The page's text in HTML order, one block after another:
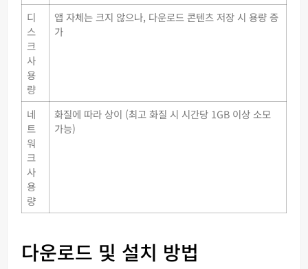
디
스
크
사
용
량
앱 자체는 크지 않으나, 다운로드 콘텐츠 저장 시 용량 증
가
네
트
워
크
사
용
량
화질에 따라 상이 (최고 화질 시 시간당 1GB 이상 소모
가능)
다운로드 및 설치 방법